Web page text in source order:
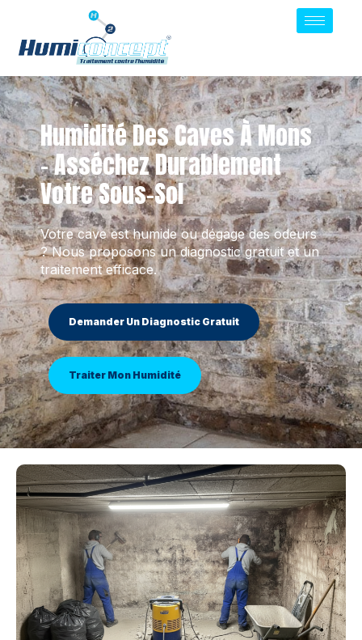
Humidité Des Caves À Mons
– Asséchez Durablement
Votre Sous-Sol
Votre cave est humide ou dégage des odeurs
? Nous proposons un diagnostic gratuit et un
traitement efficace.
Demander Un Diagnostic Gratuit
Traiter Mon Humidité